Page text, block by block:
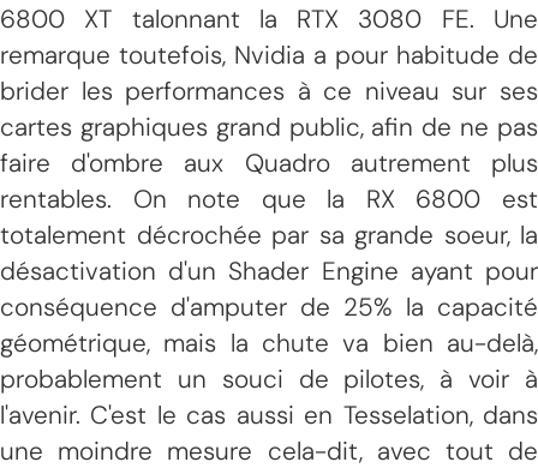
6800 XT talonnant la RTX 3080 FE. Une
remarque toutefois, Nvidia a pour habitude de
brider les performances à ce niveau sur ses
cartes graphiques grand public, afin de ne pas
faire d'ombre aux Quadro autrement plus
rentables. On note que la RX 6800 est
totalement décrochée par sa grande soeur, la
désactivation d'un Shader Engine ayant pour
conséquence d'amputer de 25% la capacité
géométrique, mais la chute va bien au-delà,
probablement un souci de pilotes, à voir à
l'avenir. C'est le cas aussi en Tesselation, dans
une moindre mesure cela-dit, avec tout de